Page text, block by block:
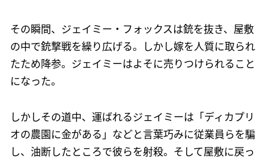
その瞬間、ジェイミー・フォックスは銃を抜き、屋敷
の中で銃撃戦を繰り広げる。しかし嫁を人質に取られ
たため降参。ジェイミーはよそに売りつけられること
になった。
しかしその道中、運ばれるジェイミーは「ディカプリ
オの農園に金がある」などと言葉巧みに従業員らを騙
し、油断したところで彼らを射殺。そして屋敷に戻っ